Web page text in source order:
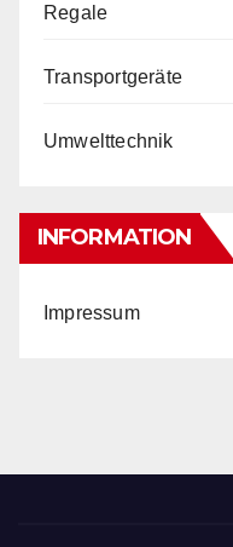
Regale
Transportgeräte
Umwelttechnik
INFORMATION
Impressum